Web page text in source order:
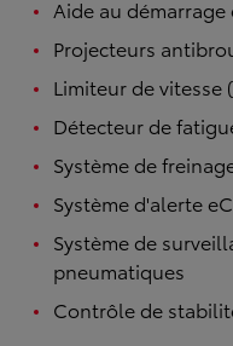
Aide au
Projecteurs
Limiteur de vitesse
Détecteur de
Système de
Système d'alerte
Système de
pneumatiques
Contrôle de